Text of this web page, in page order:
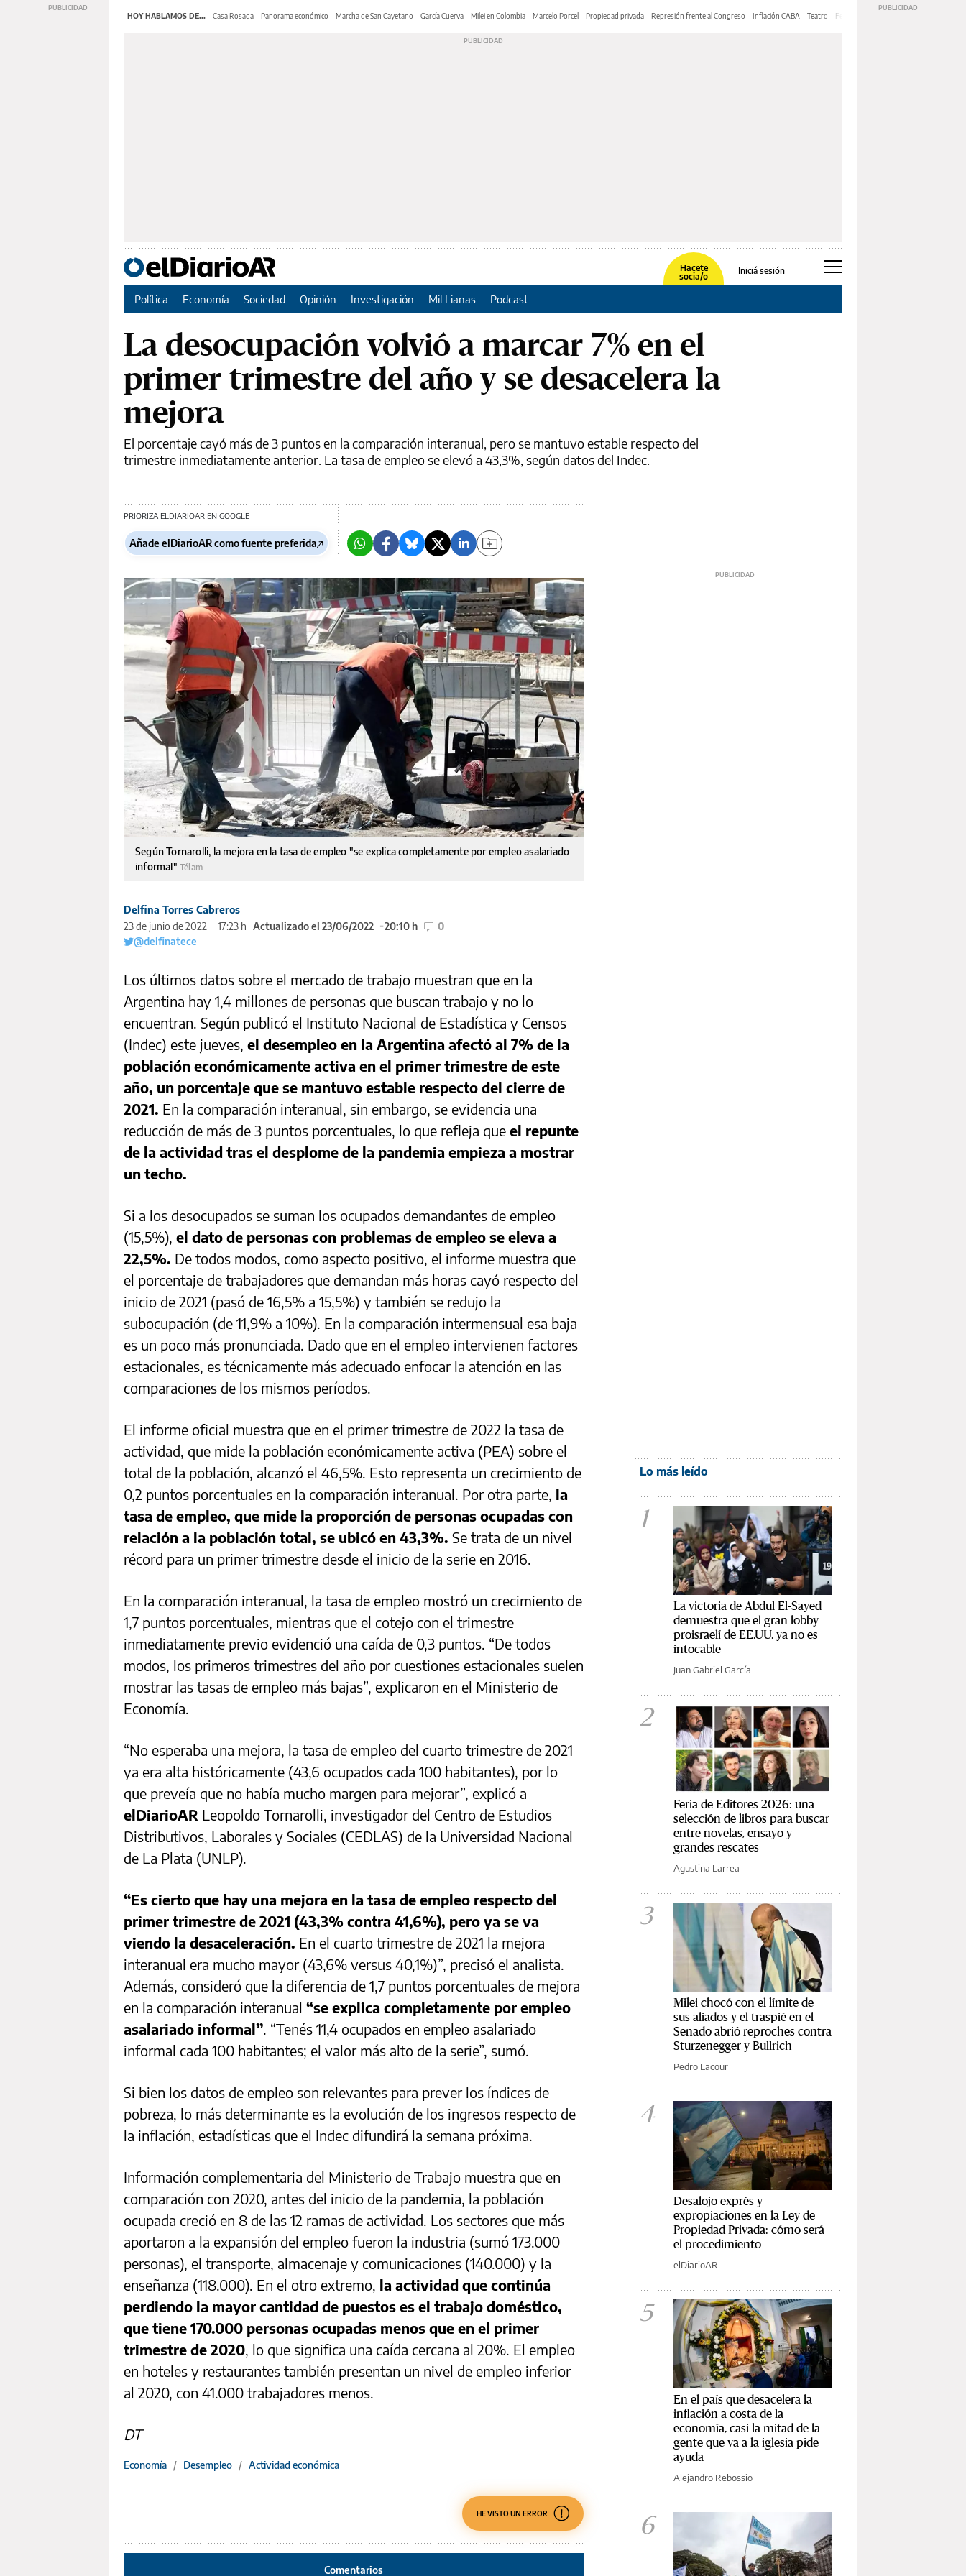
HOY HABLAMOS DE... Casa Rosada Panorama económico Marcha de San Cayetano García Cuerva Milei en Colombia Marcelo Porcel Propiedad privada Represión frente al Congreso Inflación CABA Teatro Feria de Editores
Hacete
socia/o
Iniciá sesión
Política Economía Sociedad Opinión Investigación Mil Lianas Podcast
La desocupación volvió a marcar 7% en el
primer trimestre del año y se desacelera la
mejora
El porcentaje cayó más de 3 puntos en la comparación interanual, pero se mantuvo estable respecto del
trimestre inmediatamente anterior. La tasa de empleo se elevó a 43,3%, según datos del Indec.
PRIORIZA ELDIARIOAR EN GOOGLE
Añade elDiarioAR como fuente preferida
Según Tornarolli, la mejora en la tasa de empleo "se explica completamente por empleo asalariado
informal"Télam
Delfina Torres Cabreros
23 de junio de 2022
17:23 h Actualizado el 23/06/2022 20:10 h
0
@delfinatece
Los últimos datos sobre el mercado de trabajo muestran que en la
Argentina hay 1,4 millones de personas que buscan trabajo y no lo
encuentran. Según publicó el Instituto Nacional de Estadística y Censos
(Indec) este jueves, el desempleo en la Argentina afectó al 7% de la
población económicamente activa en el primer trimestre de este
año, un porcentaje que se mantuvo estable respecto del cierre de
2021. En la comparación interanual, sin embargo, se evidencia una
reducción de más de 3 puntos porcentuales, lo que refleja que el repunte
de la actividad tras el desplome de la pandemia empieza a mostrar
un techo.
Si a los desocupados se suman los ocupados demandantes de empleo
(15,5%), el dato de personas con problemas de empleo se eleva a
22,5%. De todos modos, como aspecto positivo, el informe muestra que
el porcentaje de trabajadores que demandan más horas cayó respecto del
inicio de 2021 (pasó de 16,5% a 15,5%) y también se redujo la
subocupación (de 11,9% a 10%). En la comparación intermensual esa baja
es un poco más pronunciada. Dado que en el empleo intervienen factores
estacionales, es técnicamente más adecuado enfocar la atención en las
comparaciones de los mismos períodos.
El informe oficial muestra que en el primer trimestre de 2022 la tasa de
actividad, que mide la población económicamente activa (PEA) sobre el
total de la población, alcanzó el 46,5%. Esto representa un crecimiento de
0,2 puntos porcentuales en la comparación interanual. Por otra parte, la
tasa de empleo, que mide la proporción de personas ocupadas con
relación a la población total, se ubicó en 43,3%. Se trata de un nivel
récord para un primer trimestre desde el inicio de la serie en 2016.
En la comparación interanual, la tasa de empleo mostró un crecimiento de
1,7 puntos porcentuales, mientras que el cotejo con el trimestre
inmediatamente previo evidenció una caída de 0,3 puntos. “De todos
modos, los primeros trimestres del año por cuestiones estacionales suelen
mostrar las tasas de empleo más bajas”, explicaron en el Ministerio de
Economía.
“No esperaba una mejora, la tasa de empleo del cuarto trimestre de 2021
ya era alta históricamente (43,6 ocupados cada 100 habitantes), por lo
que preveía que no había mucho margen para mejorar”, explicó a
elDiarioAR Leopoldo Tornarolli, investigador del Centro de Estudios
Distributivos, Laborales y Sociales (CEDLAS) de la Universidad Nacional
de La Plata (UNLP).
“Es cierto que hay una mejora en la tasa de empleo respecto del
primer trimestre de 2021 (43,3% contra 41,6%), pero ya se va
viendo la desaceleración. En el cuarto trimestre de 2021 la mejora
interanual era mucho mayor (43,6% versus 40,1%)”, precisó el analista.
Además, consideró que la diferencia de 1,7 puntos porcentuales de mejora
en la comparación interanual “se explica completamente por empleo
asalariado informal”. “Tenés 11,4 ocupados en empleo asalariado
informal cada 100 habitantes; el valor más alto de la serie”, sumó.
Si bien los datos de empleo son relevantes para prever los índices de
pobreza, lo más determinante es la evolución de los ingresos respecto de
la inflación, estadísticas que el Indec difundirá la semana próxima.
Información complementaria del Ministerio de Trabajo muestra que en
comparación con 2020, antes del inicio de la pandemia, la población
ocupada creció en 8 de las 12 ramas de actividad. Los sectores que más
aportaron a la expansión del empleo fueron la industria (sumó 173.000
personas), el transporte, almacenaje y comunicaciones (140.000) y la
enseñanza (118.000). En el otro extremo, la actividad que continúa
perdiendo la mayor cantidad de puestos es el trabajo doméstico,
que tiene 170.000 personas ocupadas menos que en el primer
trimestre de 2020, lo que significa una caída cercana al 20%. El empleo
en hoteles y restaurantes también presentan un nivel de empleo inferior
al 2020, con 41.000 trabajadores menos.
DT
Economía / Desempleo / Actividad económica
HE VISTO UN ERROR
Comentarios
Lo más leído
1
La victoria de Abdul El-Sayed
demuestra que el gran lobby
proisraelí de EE.UU. ya no es
intocable
Juan Gabriel García
2
Feria de Editores 2026: una
selección de libros para buscar
entre novelas, ensayo y
grandes rescates
Agustina Larrea
3
Milei chocó con el límite de
sus aliados y el traspié en el
Senado abrió reproches contra
Sturzenegger y Bullrich
Pedro Lacour
4
Desalojo exprés y
expropiaciones en la Ley de
Propiedad Privada: cómo será
el procedimiento
elDiarioAR
5
En el país que desacelera la
inflación a costa de la
economía, casi la mitad de la
gente que va a la iglesia pide
ayuda
Alejandro Rebossio
6